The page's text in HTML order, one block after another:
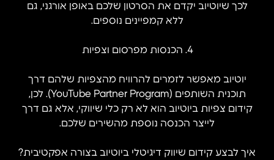
לכך שיוטיוב יקדם את הסרטון שלכם באופן אורגני, גם
ללא קמפיינים נוספים.
4. הכנסות מפרסום וצפיות
יוטיוב מאפשר לזמרים להרוויח מהצפיות שלהם דרך
תוכנית השותפים (YouTube Partner Program). לכן,
קידום צפיות ביוטיוב הוא לא רק כלי שיווקי, אלא גם דרך
לייצר הכנסה נוספת מהשירים שלכם.
איך לבצע קידום שיווק דיגיטלי ביוטיוב בצורה אפקטיבית?